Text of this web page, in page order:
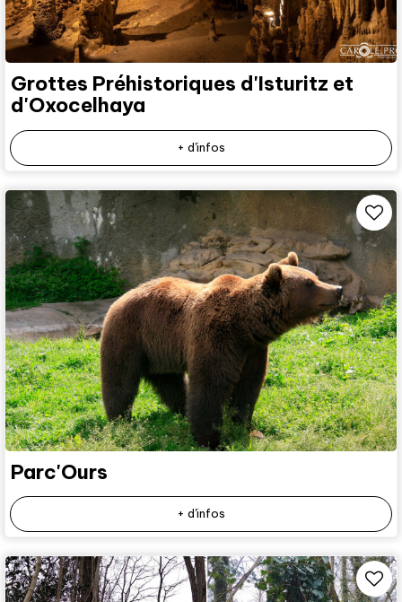
Grottes Préhistoriques d'Isturitz et
d'Oxocelhaya
+ d'infos
Parc'Ours
+ d'infos